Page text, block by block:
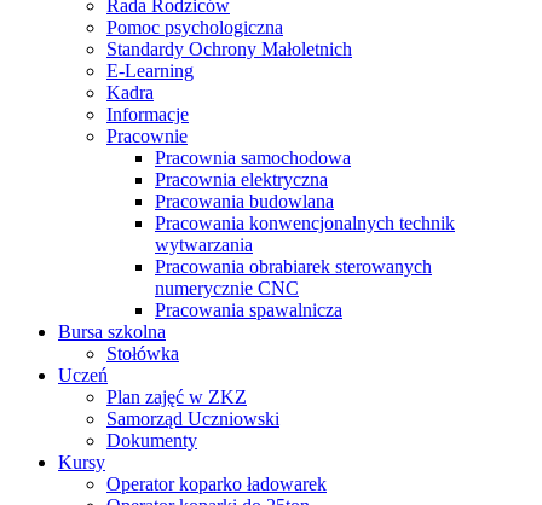
Rada Rodziców
Pomoc psychologiczna
Standardy Ochrony Małoletnich
E-Learning
Kadra
Informacje
Pracownie
Pracownia samochodowa
Pracownia elektryczna
Pracowania budowlana
Pracowania konwencjonalnych technik
wytwarzania
Pracowania obrabiarek sterowanych
numerycznie CNC
Pracowania spawalnicza
Bursa szkolna
Stołówka
Uczeń
Plan zajęć w ZKZ
Samorząd Uczniowski
Dokumenty
Kursy
Operator koparko ładowarek